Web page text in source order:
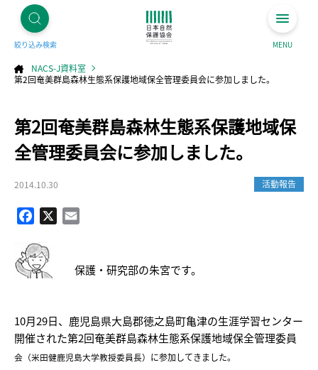
絞り込み検索 MENU
NACS-J資料室
第2回奄美群島森林生態系保護地域保全管理委員会に参加しました。
第2回奄美群島森林生態系保護地域保
全管理委員会に参加しました。
2014.10.30 活動報告
Facebook
保護・研究部の朱宮です。
10月29日、鹿児島県大島郡徳之島町亀津の生涯学習センター
開催された第2回奄美群島森林生態系保護地域保全管理委員
会（米田健鹿児島大学教授委員長） に参加してきました。